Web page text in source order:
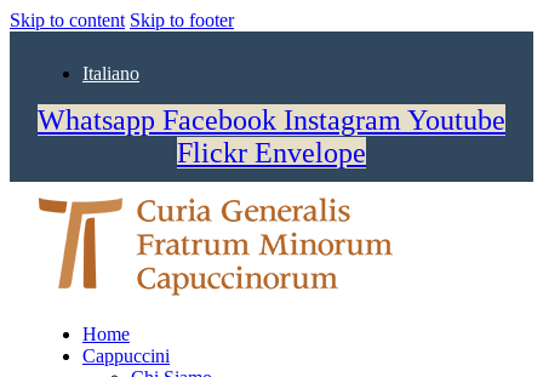
Skip to content Skip to footer
Italiano
Whatsapp Facebook Instagram Youtube
Flickr Envelope
Home
Cappuccini